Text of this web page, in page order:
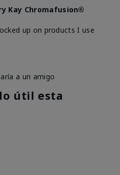
Kay Chromafusion®
up on products I use
a un amigo
útil esta